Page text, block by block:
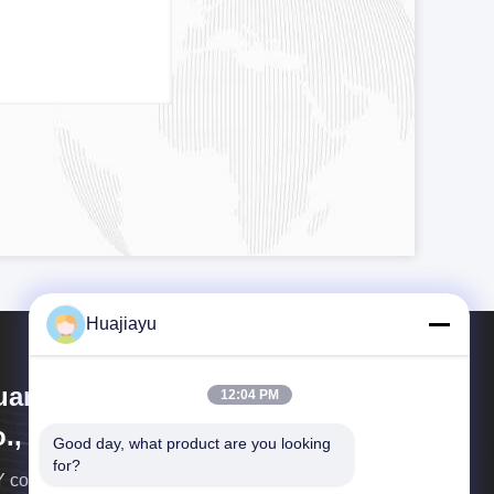
Huajiayu Technology
Ltd
conçoit/fabrique des composants optiques de
Huajiayu
12:04 PM
Good day, what product are you looking
for?